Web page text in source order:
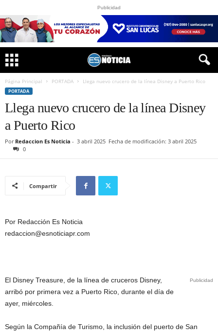
Publicidad
Página Principal PORTADA Llega nuevo crucero de la línea Disney a Puerto Rico
PORTADA
Llega nuevo crucero de la línea Disney
a Puerto Rico
Por Redaccion Es Noticia - 3 abril 2025 Fecha de modificación: 3 abril 2025
0
Compartir
Por Redacción Es Noticia
redaccion@esnoticiapr.com
Publicidad
El Disney Treasure, de la línea de cruceros Disney,
arribó por primera vez a Puerto Rico, durante el día de
ayer, miércoles.
Según la Compañía de Turismo, la inclusión del puerto de San